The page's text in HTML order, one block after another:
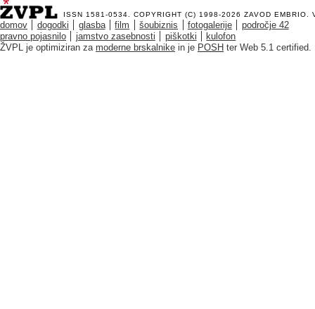
ISSN 1581-0534. COPYRIGHT (C) 1998-2026 ZAVOD EMBRIO .
domov dogodki glasba film šoubiznis fotogalerije
področje 42
pravno pojasnilo
jamstvo zasebnosti piškotki
kulofon
ŽVPL je optimiziran za moderne brskalnike in je POSH ter Web 5.1 certified.